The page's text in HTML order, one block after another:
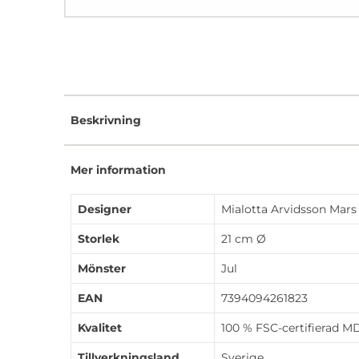
Beskrivning
Mer information
Designer Mialotta Arvidsson Mars
Storlek 21 cm Ø
Mönster Jul
EAN 7394094261823
Kvalitet 100 % FSC-certifierad